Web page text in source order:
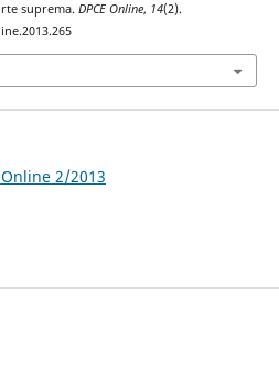
suprema. DPCE Online, 14(2).
Online 2/2013